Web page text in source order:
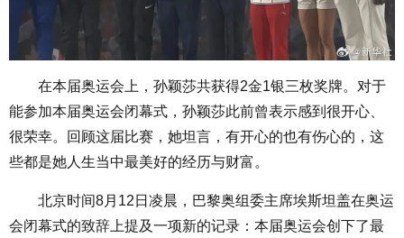
在本届奥运会上，孙颖莎共获得2金1银三枚奖牌。对于
能参加本届奥运会闭幕式，孙颖莎此前曾表示感到很开心、
很荣幸。回顾这届比赛，她坦言，有开心的也有伤心的，这
些都是她人生当中最美好的经历与财富。
北京时间8月12日凌晨，巴黎奥组委主席埃斯坦盖在奥运
会闭幕式的致辞上提及一项新的记录：本届奥运会创下了最